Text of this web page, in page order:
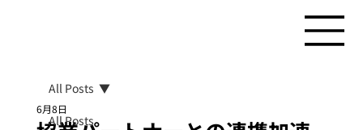
All Posts
All Posts
6月8日